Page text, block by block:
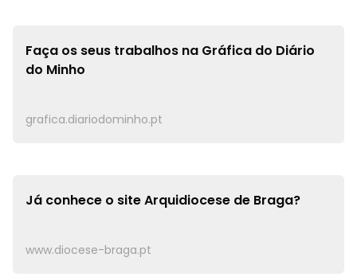
Faça os seus trabalhos na Gráfica do Diário
do Minho
grafica.diariodominho.pt
Já conhece o siteArquidiocese de Braga?
www.diocese-braga.pt